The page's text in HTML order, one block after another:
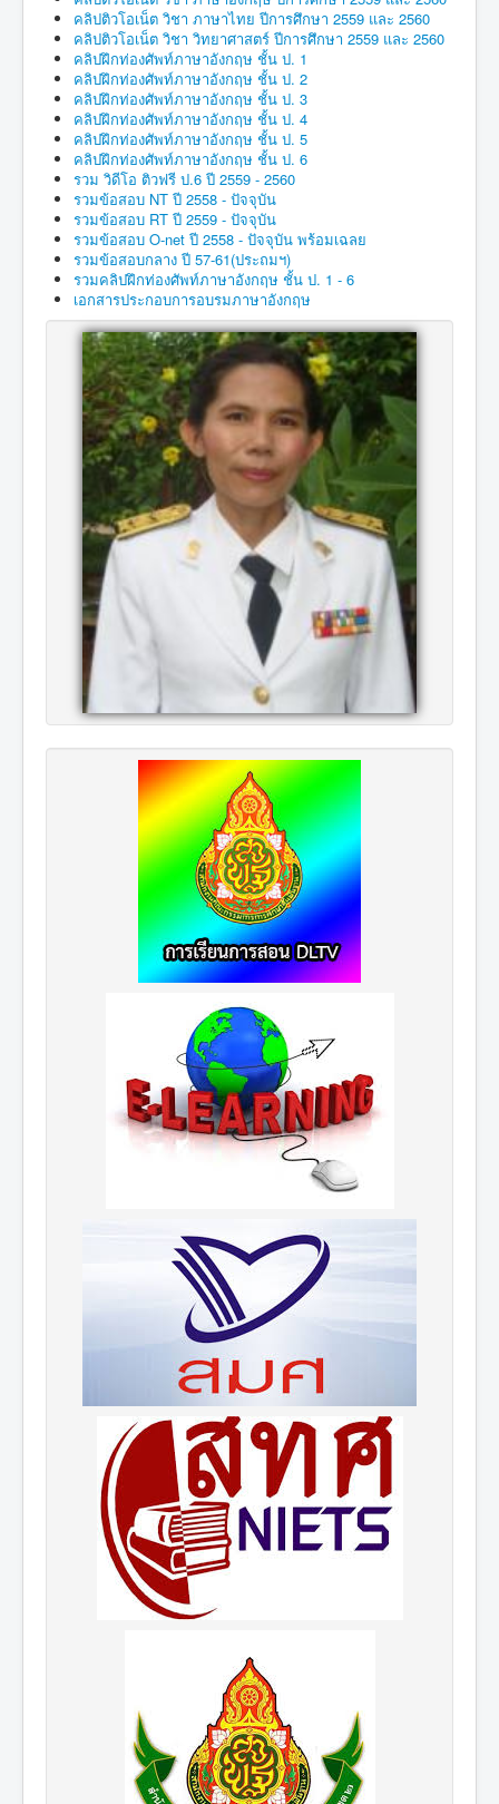
คลิปติวโอเน็ต วิชา ภาษาไทย ปีการศึกษา 2559 และ 2560
คลิปติวโอเน็ต วิชา วิทยาศาสตร์ ปีการศึกษา 2559 และ 2560
คลิปฝึกท่องศัพท์ภาษาอังกฤษ ชั้น ป. 1
คลิปฝึกท่องศัพท์ภาษาอังกฤษ ชั้น ป. 2
คลิปฝึกท่องศัพท์ภาษาอังกฤษ ชั้น ป. 3
คลิปฝึกท่องศัพท์ภาษาอังกฤษ ชั้น ป. 4
คลิปฝึกท่องศัพท์ภาษาอังกฤษ ชั้น ป. 5
คลิปฝึกท่องศัพท์ภาษาอังกฤษ ชั้น ป. 6
รวม วิดีโอ ติวฟรี ป.6 ปี 2559 - 2560
รวมข้อสอบ NT ปี 2558 - ปัจจุบัน
รวมข้อสอบ RT ปี 2559 - ปัจจุบัน
รวมข้อสอบ O-net ปี 2558 - ปัจจุบัน พร้อมเฉลย
รวมข้อสอบกลาง ปี 57-61(ประถมฯ)
รวมคลิปฝึกท่องศัพท์ภาษาอังกฤษ ชั้น ป. 1 - 6
เอกสารประกอบการอบรมภาษาอังกฤษ